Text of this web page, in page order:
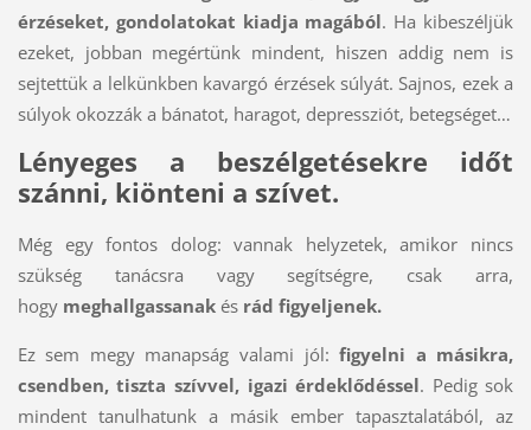
érzéseket, gondolatokat kiadja magából. Ha kibeszéljük
ezeket, jobban megértünk mindent, hiszen addig nem is
sejtettük a lelkünkben kavargó érzések súlyát. Sajnos, ezek a
súlyok okozzák a bánatot, haragot, depressziót, betegséget…
Lényeges a beszélgetésekre időt
szánni, kiönteni a szívet.
Még egy fontos dolog: vannak helyzetek, amikor nincs
szükség tanácsra vagy segítségre, csak arra,
hogy meghallgassanakés rád figyeljenek.
Ez sem megy manapság valami jól:figyelni a másikra,
csendben, tiszta szívvel, igazi érdeklődéssel. Pedig sok
mindent tanulhatunk a másik ember tapasztalatából, az